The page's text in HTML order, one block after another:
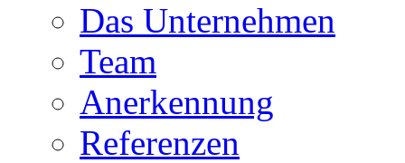
Das Unternehmen
Team
Anerkennung
Referenzen